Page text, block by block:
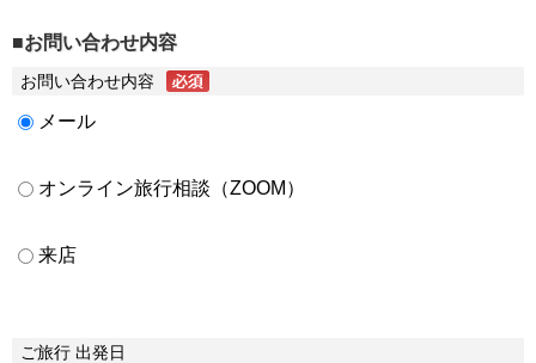
■お問い合わせ内容
お問い合わせ内容
メール
オンライン旅行相談（ZOOM）
来店
ご旅行 出発日